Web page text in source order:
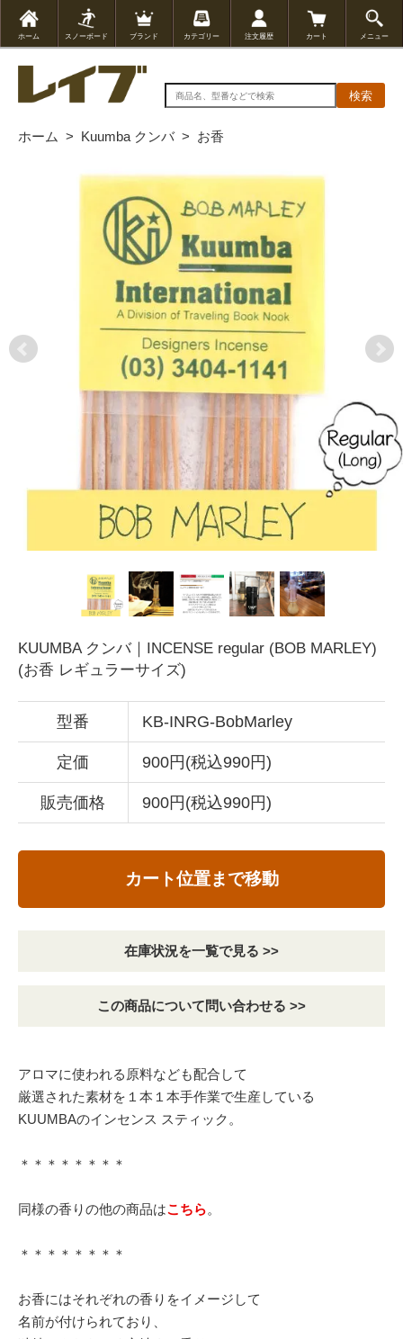
ホーム スノーボード ブランド カテゴリー 注文履歴 カート メニュー
検索
ホーム > Kuumba クンバ> お香
KUUMBA クンバ｜INCENSE regular (BOB MARLEY)
(お香 レギュラーサイズ)
型番 KB-INRG-BobMarley
定価 900円(税込990円)
販売価格 900円(税込990円)
カート位置まで移動
在庫状況を一覧で見る >>
この商品について問い合わせる >>
アロマに使われる原料なども配合して
厳選された素材を１本１本手作業で生産している
KUUMBAのインセンス スティック。
＊＊＊＊＊＊＊＊
同様の香りの他の商品はこちら。
＊＊＊＊＊＊＊＊
お香にはそれぞれの香りをイメージして
名前が付けられており、